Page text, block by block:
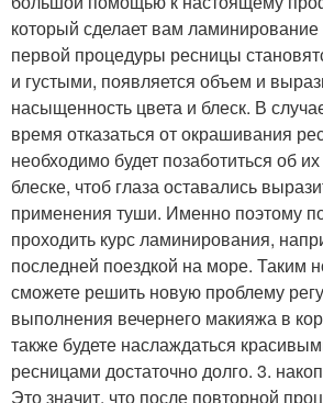
который сделает вам
первой процедуры ресницы
и густыми, появляется объем и
насыщенность цвета и блеск. В
время отказаться от окрашивания
необходимо будет позаботиться об
блеске, чтоб глаза оставались
применения туши. Именно поэтому
проходить курс ламинирования,
последней поездкой на море. Таким
сможете решить новую проблему
выполнения вечернего макияжа в
также будете наслаждаться
ресницами достаточно долго. 3.
Это значит, что после повторной